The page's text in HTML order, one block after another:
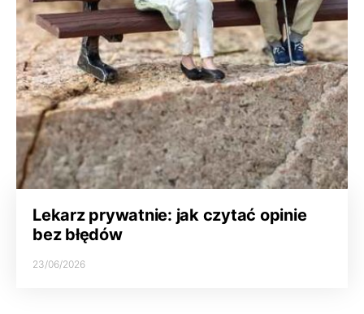
Lekarz prywatnie: jak czytać opinie
bez błędów
23/06/2026